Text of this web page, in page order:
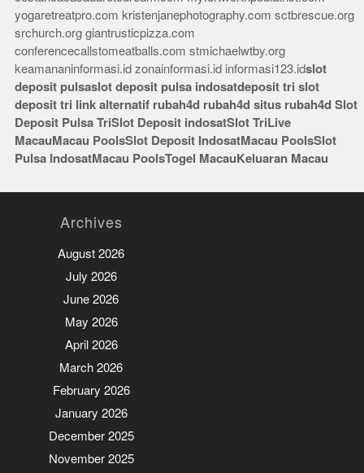
yogaretreatpro.com kristenjanephotography.com sctbrescue.org
srchurch.org giantrusticpizza.com
conferencecallstomeatballs.com stmichaelwtby.org
keamananinformasi.id zonainformasi.id informasi123.idslot
deposit pulsaslot deposit pulsa indosatdeposit tri slot
deposit tri link alternatif rubah4d rubah4d situs rubah4d Slot
Deposit Pulsa TriSlot Deposit indosatSlot TriLive
MacauMacau PoolsSlot Deposit IndosatMacau PoolsSlot
Pulsa IndosatMacau PoolsTogel MacauKeluaran Macau
Archives
August 2026
July 2026
June 2026
May 2026
April 2026
March 2026
February 2026
January 2026
December 2025
November 2025